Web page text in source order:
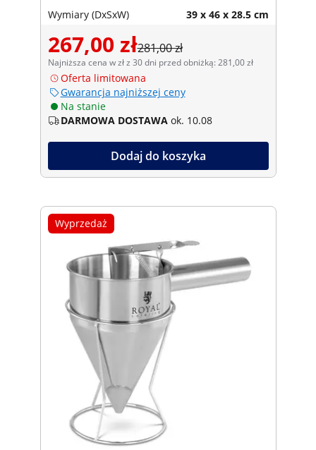
Wymiary (DxSxW) 39 x 46 x 28.5 cm
267,00 zł281,00 zł
Najniższa cena w zł z 30 dni przed obniżką: 281,00 zł
Oferta limitowana
Gwarancja najniższej ceny
Na stanie
DARMOWA DOSTAWA ok. 10.08
Dodaj do koszyka
Wyprzedaż